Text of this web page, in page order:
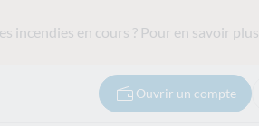
incendies en cours ? Pour en savoir plus
Ouvrir un compte